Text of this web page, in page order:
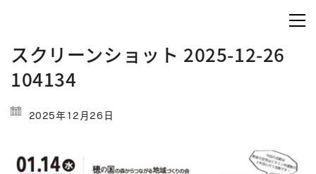
スクリーンショット 2025-12-26
104134
2025年12月26日